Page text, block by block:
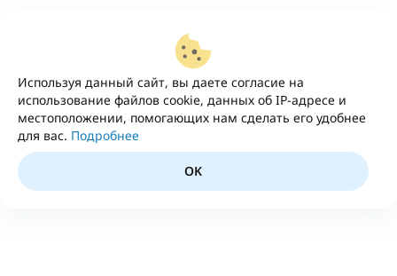
Используя данный сайт, вы даете согласие на
использование файлов cookie, данных об IP-адресе и
местоположении, помогающих нам сделать его удобнее
для вас. Подробнее
OK